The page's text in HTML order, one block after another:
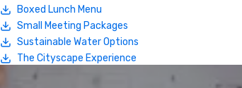
Boxed Lunch Menu
Small Meeting Packages
Sustainable Water Options
The Cityscape Experience